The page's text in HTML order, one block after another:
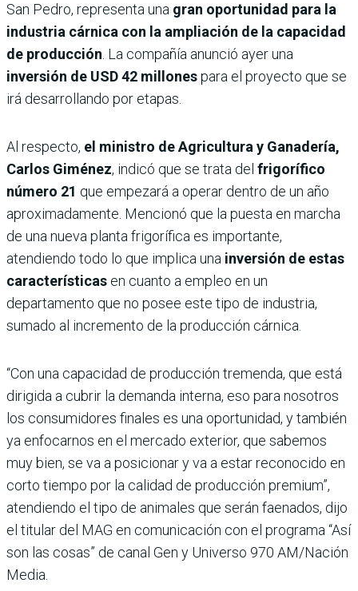
San Pedro, representa una gran oportunidad para la
industria cárnica con la ampliación de la capacidad
de producción. La compañía anunció ayer una
inversión de USD 42 millonespara el proyecto que se
irá desarrollando por etapas.
Al respecto, el ministro de Agricultura y Ganadería,
Carlos Giménez, indicó que se trata del frigorífico
número 21 que empezará a operar dentro de un año
aproximadamente. Mencionó que la puesta en marcha
de una nueva planta frigorífica es importante,
atendiendo todo lo que implica una inversión de estas
características en cuanto a empleo en un
departamento que no posee este tipo de industria,
sumado al incremento de la producción cárnica.
“Con una capacidad de producción tremenda, que está
dirigida a cubrir la demanda interna, eso para nosotros
los consumidores finales es una oportunidad, y también
ya enfocarnos en el mercado exterior, que sabemos
muy bien, se va a posicionar y va a estar reconocido en
corto tiempo por la calidad de producción premium”,
atendiendo el tipo de animales que serán faenados, dijo
el titular del MAG en comunicación con el programa “Así
son las cosas” de canal Gen y Universo 970 AM/Nación
Media.